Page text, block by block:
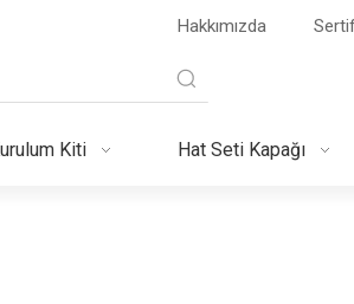
Hakkımızda
Kiti Hat Seti Kapağı